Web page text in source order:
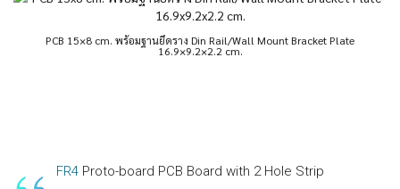
PCB 15×8 cm. พร้อมฐานยึดราง Din Rail/Wall Mount Bracket Plate
16.9×9.2×2.2 cm.
FR4 Proto-board PCB Board with 2 Hole Strip